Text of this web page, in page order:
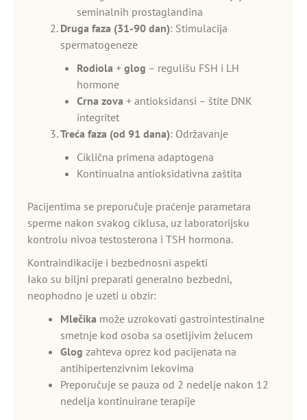
seminalnih prostaglandina
Druga faza (31-90 dan): Stimulacija
spermatogeneze
Rodiola + glog – regulišu FSH i LH
hormone
Crna zova + antioksidansi – štite DNK
integritet
Treća faza (od 91 dana): Održavanje
Ciklična primena adaptogena
Kontinualna antioksidativna zaštita
Pacijentima se preporučuje praćenje parametara
sperme nakon svakog ciklusa, uz laboratorijsku
kontrolu nivoa testosterona i TSH hormona.
Kontraindikacije i bezbednosni aspekti
Iako su biljni preparati generalno bezbedni,
neophodno je uzeti u obzir:
Mlečika može uzrokovati gastrointestinalne
smetnje kod osoba sa osetljivim želucem
Glog zahteva oprez kod pacijenata na
antihipertenzivnim lekovima
Preporučuje se pauza od 2 nedelje nakon 12
nedelja kontinuirane terapije